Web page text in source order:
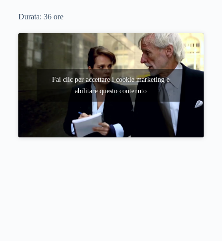
Durata: 36 ore
Fai clic per accettare i cookie marketing e
abilitare questo contenuto